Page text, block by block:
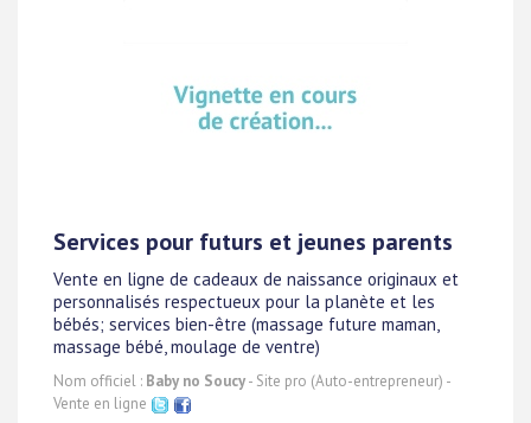
Services pour futurs et jeunes parents
Vente en ligne de cadeaux de naissance originaux et
personnalisés respectueux pour la planète et les
bébés; services bien-être (massage future maman,
massage bébé, moulage de ventre)
Nom officiel : Baby no Soucy- Site pro (Auto-entrepreneur) -
Vente en ligne